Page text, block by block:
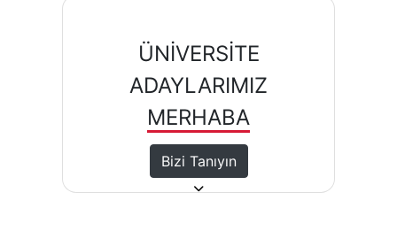
ÜNİVERSİTE
ADAYLARIMIZ
MERHABA
Bizi Tanıyın